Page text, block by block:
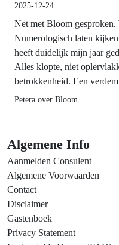
2025-12-24
Net met Bloom gesproken.
Numerologisch laten
heeft duidelijk mijn jaar
Alles klopte, niet
betrokkenheid. Een
Petera over Bloom
Algemene Info
Aanmelden Consulent
Algemene Voorwaarden
Contact
Disclaimer
Gastenboek
Privacy Statement